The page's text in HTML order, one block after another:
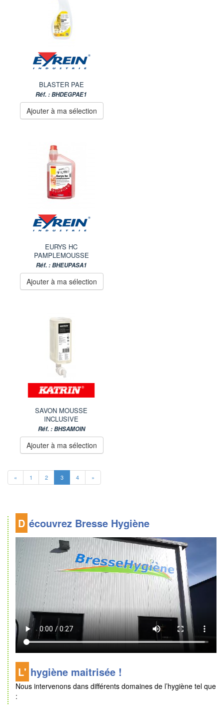
BLASTER PAE
Réf. : BHDEGPAE1
Ajouter à ma sélection
EURYS HC
PAMPLEMOUSSE
Réf. : BHEUPASA1
Ajouter à ma sélection
SAVON MOUSSE
INCLUSIVE
Réf. : BHSAMOIN
Ajouter à ma sélection
« 1 2 3 4 »
Découvrez Bresse Hygiène
L'hygiène maitrisée !
Nous intervenons dans différents domaines de l’hygiène tel que
: